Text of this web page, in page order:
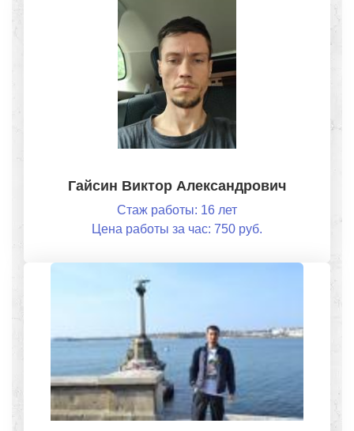
Гайсин Виктор Александрович
Стаж работы: 16 лет
Цена работы за час: 750 руб.